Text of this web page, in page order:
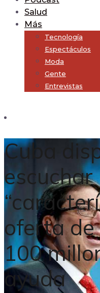
Salud
Más
Tecnología
Espectáculos
Moda
Gente
Entrevistas
Cuba
escuchar
oferta de
100
ayuda